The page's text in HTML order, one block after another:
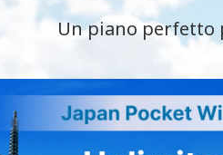
Un piano perfetto